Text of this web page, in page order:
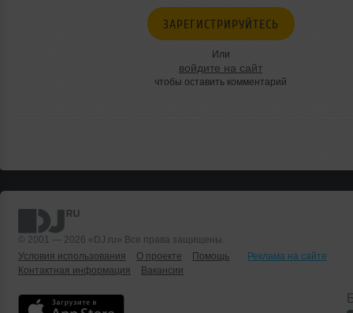
ЗАРЕГИСТРИРУЙТЕСЬ
Или
войдите на сайт
чтобы оставить комментарий
© 2001 — 2026 «DJ.ru» Все права защищены.
Условия использования
О проекте Помощь
Реклама на сайте
Контактная информация
Вакансии